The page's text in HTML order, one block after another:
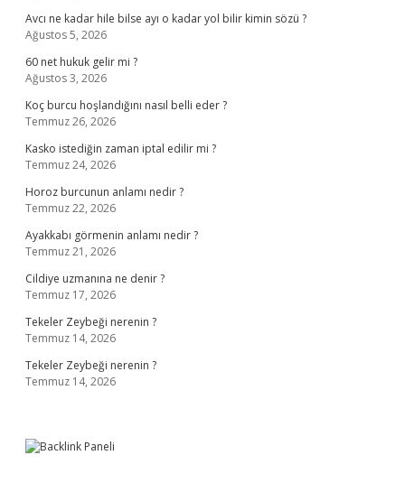
Avcı ne kadar hile bilse ayı o kadar yol bilir kimin sözü ?
Ağustos 5, 2026
60 net hukuk gelir mi ?
Ağustos 3, 2026
Koç burcu hoşlandığını nasıl belli eder ?
Temmuz 26, 2026
Kasko istediğin zaman iptal edilir mi ?
Temmuz 24, 2026
Horoz burcunun anlamı nedir ?
Temmuz 22, 2026
Ayakkabı görmenin anlamı nedir ?
Temmuz 21, 2026
Cildiye uzmanına ne denir ?
Temmuz 17, 2026
Tekeler Zeybeği nerenin ?
Temmuz 14, 2026
Tekeler Zeybeği nerenin ?
Temmuz 14, 2026